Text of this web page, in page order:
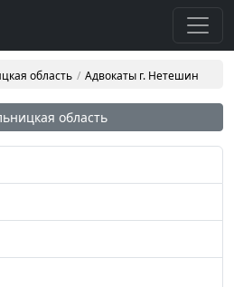
область Адвокаты г. Нетешин
область